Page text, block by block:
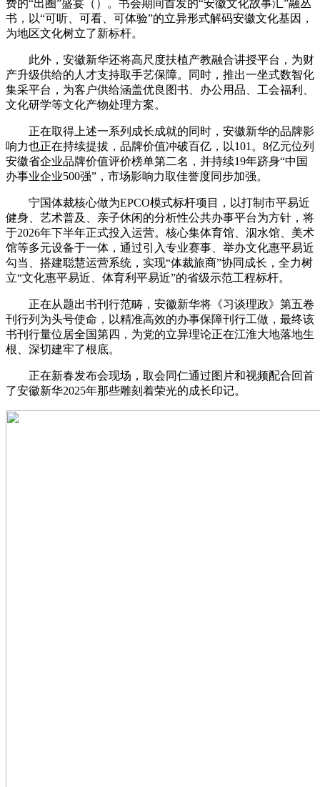
费的“出圈”盛宴（）。书会期间首发的“安徽文化故事汇”融丛
书，以“可听、可看、可体验”的立异形式解码安徽文化基因，
为地区文化树立了新标杆。
此外，安徽新华还将高尺度扶植产教融合讲授平台，为财
产升级供给的人才支持取手艺保障。同时，推出一坐式数智化
集采平台，为客户供给涵盖优良图书、办公用品、工会福利、
文化研学等文化产物处理方案。
正在取得上述一系列成长成就的同时，安徽新华的品牌影
响力也正在持续提拔，品牌价值冲破百亿，以101。8亿元位列
安徽省企业品牌价值评价榜单第二名，并持续19年跻身“中国
办事业企业500强”，市场影响力取佳誉度同步加强。
宁国体裁核心做为EPCO模式标杆项目，以打制市平易近
健身、艺术普及、亲子休闲的分析性公共办事平台为方针，将
于2026年下半年正式投入运营。核心集体育馆、泅水馆、美术
馆等多元设备于一体，通过引入专业赛事、举办文化惠平易近
勾当、搭建聪慧运营系统，实现“体裁旅商”协同成长，全力树
立“文化惠平易近、体育利平易近”的省级示范工程标杆。
正在从题出书刊行范畴，安徽新华将《习谈理政》第五卷
刊行列为头号使命，以精准高效的办事保障刊行工做，最终该
书刊行量位居全国第四，为党的立异理论正在江淮大地落地生
根、深切建牢了根底。
正在新春发布会现场，取会同仁通过图片和视频配合回首
了安徽新华2025年那些雕刻着荣光的成长印记。